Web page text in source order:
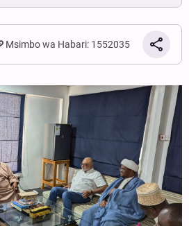
Msimbo wa Habari: 1552035